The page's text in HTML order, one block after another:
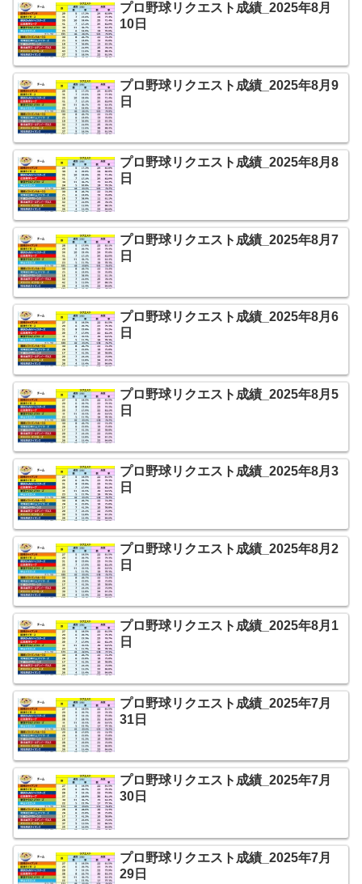
プロ野球リクエスト成績_2025年8月
10日
プロ野球リクエスト成績_2025年8月9
日
プロ野球リクエスト成績_2025年8月8
日
プロ野球リクエスト成績_2025年8月7
日
プロ野球リクエスト成績_2025年8月6
日
プロ野球リクエスト成績_2025年8月5
日
プロ野球リクエスト成績_2025年8月3
日
プロ野球リクエスト成績_2025年8月2
日
プロ野球リクエスト成績_2025年8月1
日
プロ野球リクエスト成績_2025年7月
31日
プロ野球リクエスト成績_2025年7月
30日
プロ野球リクエスト成績_2025年7月
29日